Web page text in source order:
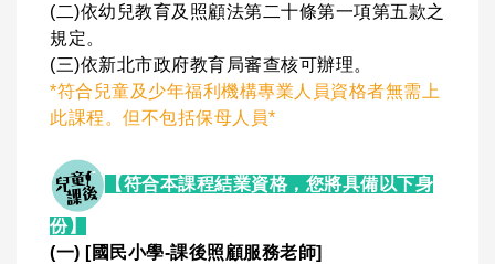
(二)依幼兒教育及照顧法第二十條第一項第五款之
規定。
(三)依新北市政府教育局審查核可辦理。
*符合兒童及少年福利機構專業人員資格者無需上
此課程。但不包括保母人員*
【符合本課程結業資格，您將具備以下身
份】
(一) [國民小學-課後照顧服務老師]